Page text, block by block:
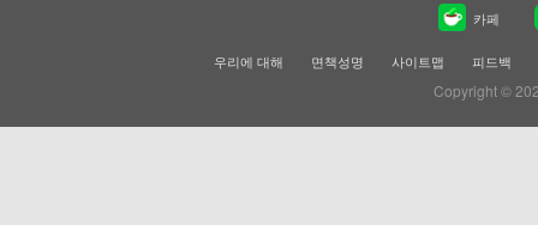
카페
우리에 대해 면책성명 사이트맵 피드백
Copyright ©